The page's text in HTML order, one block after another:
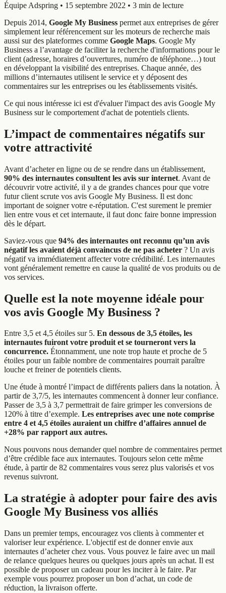
Équipe Adspring • 15 septembre 2022 • 3 min de lecture
Depuis 2014, Google My Business permet aux entreprises de gérer
simplement leur référencement sur les moteurs de recherche mais
aussi sur des plateformes comme Google Maps. Google My
Business a l’avantage de faciliter la recherche d'informations pour le
client (adresse, horaires d’ouvertures, numéro de téléphone…) tout
en développant la visibilité des entreprises. Chaque année, des
millions d’internautes utilisent le service et y déposent des
commentaires sur les entreprises ou les établissements visités.
Ce qui nous intéresse ici est d'évaluer l'impact des avis Google My
Business sur le comportement d'achat de potentiels clients.
L’impact de commentaires négatifs sur
votre attractivité
Avant d’acheter en ligne ou de se rendre dans un établissement,
90% des internautes consultent les avis sur internet. Avant de
découvrir votre activité, il y a de grandes chances pour que votre
futur client scrute vos avis Google My Business. Il est donc
important de soigner votre e-réputation. C'est surement le premier
lien entre vous et cet internaute, il faut donc faire bonne impression
dès le départ.
Saviez-vous que 94% des internautes ont reconnu qu’un avis
négatif les avaient déjà convaincus de ne pas acheter ? Un avis
négatif va immédiatement affecter votre crédibilité. Les internautes
vont généralement remettre en cause la qualité de vos produits ou de
vos services.
Quelle est la note moyenne idéale pour
vos avis Google My Business ?
Entre 3,5 et 4,5 étoiles sur 5. En dessous de 3,5 étoiles, les
internautes fuiront votre produit et se tourneront vers la
concurrence. Étonnamment, une note trop haute et proche de 5
étoiles pour un faible nombre de commentaires pourrait paraître
louche et freiner de potentiels clients.
Une étude à montré l’impact de différents paliers dans la notation. À
partir de 3,7/5, les internautes commencent à donner leur confiance.
Passer de 3,5 à 3,7 permettrait de faire grimper les conversions de
120% à titre d’exemple. Les entreprises avec une note comprise
entre 4 et 4,5 étoiles auraient un chiffre d’affaires annuel de
+28% par rapport aux autres.
Nous pouvons nous demander quel nombre de commentaires permet
d’être crédible face aux internautes. Toujours selon cette même
étude, à partir de 82 commentaires vous serez plus valorisés et vos
revenus suivront.
La stratégie à adopter pour faire des avis
Google My Business vos alliés
Dans un premier temps, encouragez vos clients à commenter et
valoriser leur expérience. L'objectif est de donner envie aux
internautes d’acheter chez vous. Vous pouvez le faire avec un mail
de relance quelques heures ou quelques jours après un achat. Il est
possible de proposer un cadeau pour les inciter à le faire. Par
exemple vous pourrez proposer un bon d’achat, un code de
réduction, la livraison offerte.